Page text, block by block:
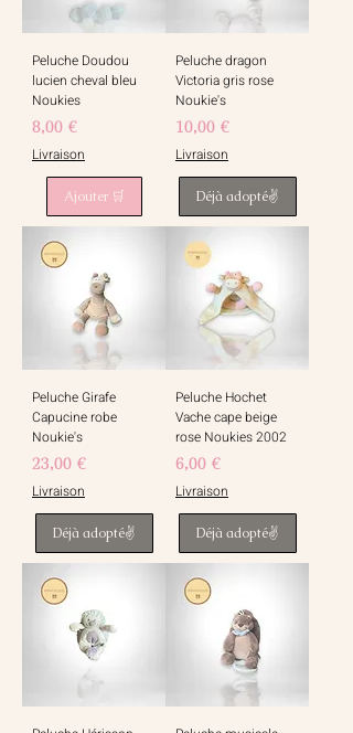
Peluche Doudou
lucien cheval bleu
Noukies
Prix
8,00 €
Livraison
Ajouter 🛒
Peluche dragon
Victoria gris rose
Noukie's
Prix
10,00 €
Livraison
Déjà adopté✌️
Peluche Girafe
Capucine robe
Noukie's
Prix
23,00 €
Livraison
Déjà adopté✌️
Peluche Hochet
Vache cape beige
rose Noukies 2002
Prix
6,00 €
Livraison
Déjà adopté✌️